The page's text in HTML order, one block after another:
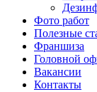
Фото работ
Полезные
Франшиза
Головной
Вакансии
Контакты